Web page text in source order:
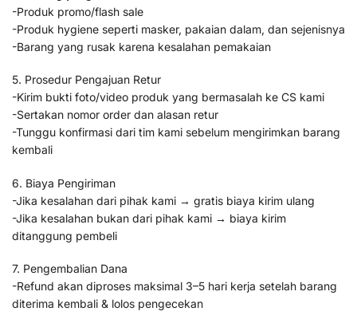
-Produk promo/flash sale
-Produk hygiene seperti masker, pakaian dalam, dan sejenisnya
-Barang yang rusak karena kesalahan pemakaian
5. Prosedur Pengajuan Retur
-Kirim bukti foto/video produk yang bermasalah ke CS kami
-Sertakan nomor order dan alasan retur
-Tunggu konfirmasi dari tim kami sebelum mengirimkan barang
kembali
6. Biaya Pengiriman
-Jika kesalahan dari pihak kami → gratis biaya kirim ulang
-Jika kesalahan bukan dari pihak kami → biaya kirim
ditanggung pembeli
7. Pengembalian Dana
-Refund akan diproses maksimal 3–5 hari kerja setelah barang
diterima kembali & lolos pengecekan